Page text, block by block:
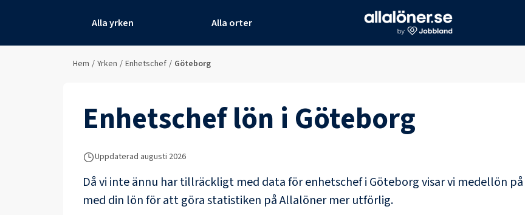
Alla yrken Alla orter
Hem / Yrken / Enhetschef / Göteborg
Enhetscheflön i Göteborg
Uppdaterad augusti 2026
Då vi inte ännu har tillräckligt med data förenhetschefi Göteborgvisar vi medellön
med din lön för att göra statistiken på Allalöner mer utförlig.